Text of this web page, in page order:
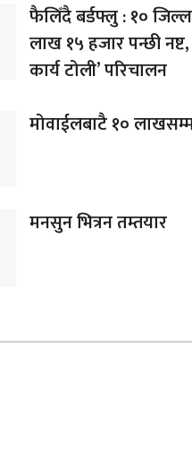
फैलिँदै बर्डफ्लु : १०
लाख १५ हजार पन्छी नष्ट,
कार्य टोली’ परिचालन
मोवाईलबाटै १०
मनसुन भित्रन तम्तयार